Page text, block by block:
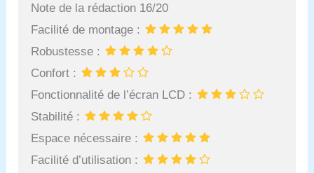
Note de la rédaction 16/20
Facilité de montage :
Robustesse :
Confort :
Fonctionnalité de l’écran LCD :
Stabilité :
Espace nécessaire :
Facilité d’utilisation :